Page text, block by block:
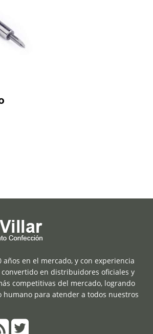
años en el mercado, y con experiencia
en distribuidores oficiales y
competitivas del mercado, logrando
humano para atender a todos nuestros